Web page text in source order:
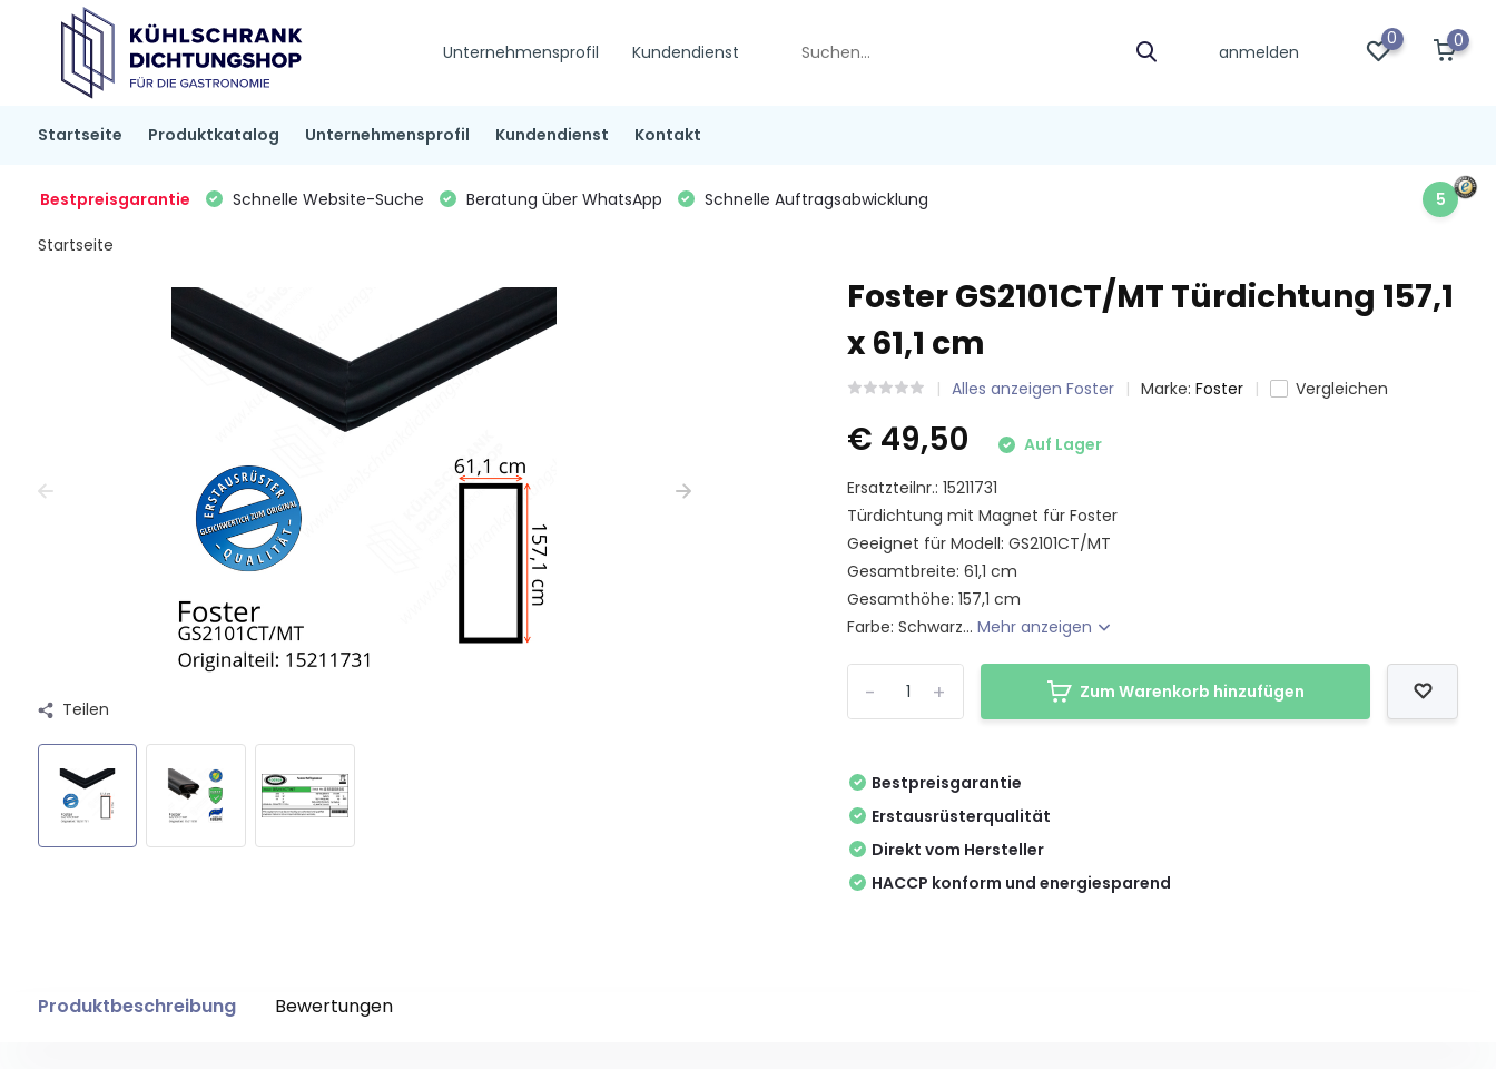
Unternehmensprofil Kundendienst anmelden
0 0
Startseite Produktkatalog Unternehmensprofil Kundendienst Kontakt
Bestpreisgarantie Schnelle Website-Suche Beratung über WhatsApp Schnelle Auftragsabwicklung 5
Startseite
Teilen
Foster GS2101CT/MT Türdichtung 157,1
x 61,1 cm
Alles anzeigen Foster Marke:Foster Vergleichen
€ 49,50
Auf Lager
Ersatzteilnr.: 15211731
Türdichtung mit Magnet für Foster
Geeignet für Modell: GS2101CT/MT
Gesamtbreite: 61,1 cm
Gesamthöhe: 157,1 cm
Farbe: Schwarz...Mehr anzeigen
+
- Zum Warenkorb hinzufügen
Bestpreisgarantie
Erstausrüsterqualität
Direkt vom Hersteller
HACCP konform und energiesparend
Produktbeschreibung Bewertungen